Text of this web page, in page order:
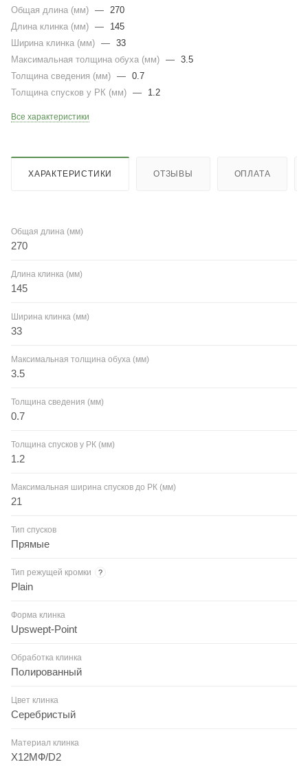
Общая длина (мм) —
270
Длина клинка (мм) —
145
Ширина клинка (мм) — 33
Максимальная толщина обуха (мм) — 3.5
Толщина сведения (мм) — 0.7
Толщина спусков у РК (мм) — 1.2
Все характеристики
ХАРАКТЕРИСТИКИ ОТЗЫВЫ ОПЛАТА
Общая длина (мм)
270
Длина клинка (мм)
145
Ширина клинка (мм)
33
Максимальная толщина обуха (мм)
3.5
Толщина сведения (мм)
0.7
Толщина спусков у РК (мм)
1.2
Максимальная ширина спусков до РК (мм)
21
Тип спусков
Прямые
Тип режущей кромки ?
Plain
Форма клинка
Upswept-Point
Обработка клинка
Полированный
Цвет клинка
Серебристый
Материал клинка
Х12МФ/D2